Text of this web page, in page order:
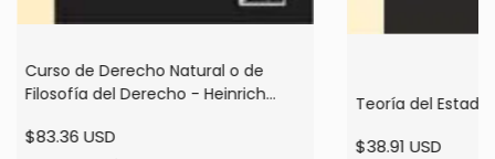
Curso de Derecho Natural o de
Filosofía del Derecho - Heinrich
$83.36 USD
Teoría del
$38.91 USD